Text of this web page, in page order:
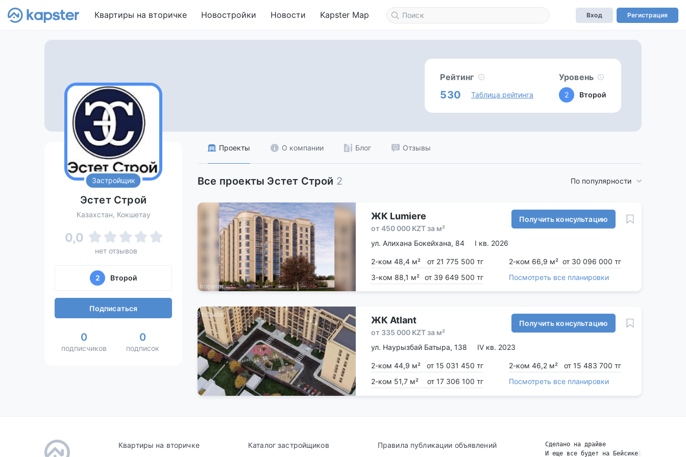
Квартиры на вторичке Новостройки Новости Kapster Map Вход Регистрация
Рейтинг
530 Таблица рейтинга
Уровень
2 Второй
Застройщик
Эстет Строй
Казахстан, Кокшетау
0,0
нет отзывов
2 Второй
Подписаться
0
подписчиков
0
подписок
Проекты О компании Блог Отзывы
Все проекты Эстет Строй 2 По популярности
ЖК Lumiere
от 450 000 KZT за м²
Получить консультацию
ул. Алихана Бокейхана, 84 I кв. 2026
2-ком 48,4 м² от 21 775 500 тг 2-ком 66,9 м² от 30 096 000 тг
3-ком 88,1 м² от 39 649 500 тг Посмотреть все планировки
ЖК Atlant
от 335 000 KZT за м²
Получить консультацию
ул. Наурызбай Батыра, 138 IV кв. 2023
2-ком 44,9 м² от 15 031 450 тг 2-ком 46,2 м²
от 15 483 700 тг
2-ком 51,7 м²
от 17 306 100 тг Посмотреть все планировки
Квартиры на вторичке
Каталог застройщиков
Правила публикации объявлений
Сделано на драйве
И еще все будет на Бейсике